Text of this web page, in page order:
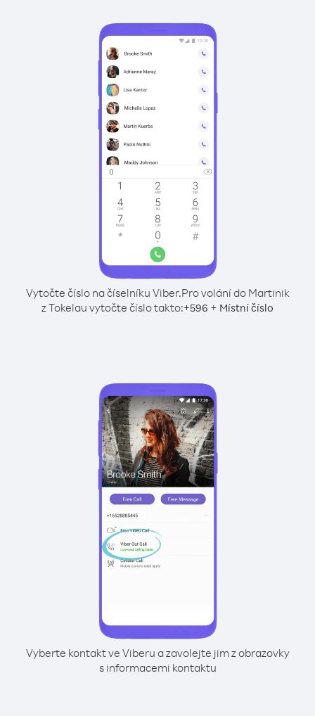
Vytočte číslo na číselníku Viber.Pro volání do Martinik
z Tokelau vytočte číslo takto:+596 + Místní číslo
Vyberte kontakt ve Viberu a zavolejte jim z obrazovky
s informacemi kontaktu